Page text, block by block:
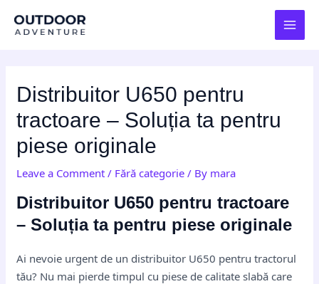
Distribuitor U650 pentru
tractoare – Soluția ta pentru
piese originale
Leave a Comment / Fără categorie / By mara
Distribuitor U650 pentru tractoare
– Soluția ta pentru piese originale
Ai nevoie urgent de un distribuitor U650 pentru tractorul
tău? Nu mai pierde timpul cu piese de calitate slabă care
navigation